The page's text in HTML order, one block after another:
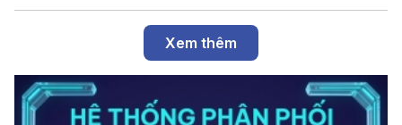
Xem thêm